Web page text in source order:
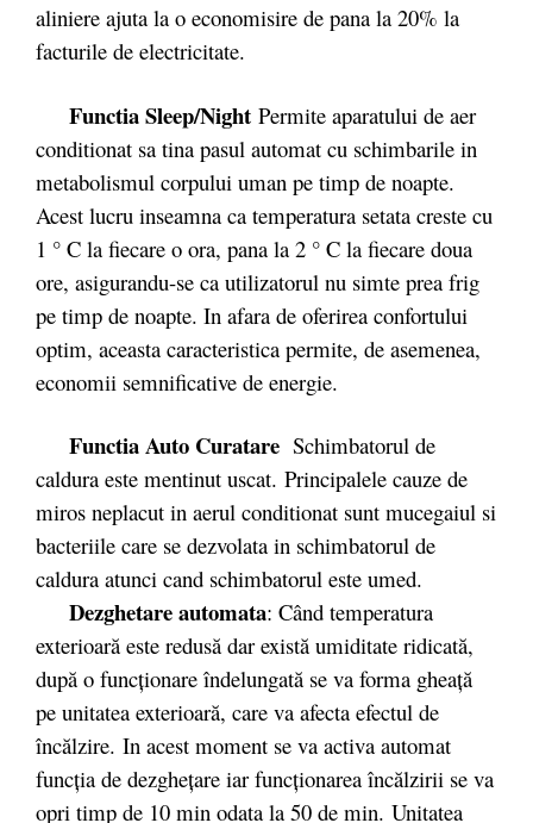
aliniere ajuta la o economisire de pana la 20% la
facturile de electricitate.
Functia Sleep/Night Permite aparatului de aer
conditionat sa tina pasul automat cu schimbarile in
metabolismul corpului uman pe timp de noapte.
Acest lucru inseamna ca temperatura setata creste cu
1 ° C la fiecare o ora, pana la 2 ° C la fiecare doua
ore, asigurandu-se ca utilizatorul nu simte prea frig
pe timp de noapte. In afara de oferirea confortului
optim, aceasta caracteristica permite, de asemenea,
economii semnificative de energie.
Functia Auto Curatare Schimbatorul de
caldura este mentinut uscat. Principalele cauze de
miros neplacut in aerul conditionat sunt mucegaiul si
bacteriile care se dezvolata in schimbatorul de
caldura atunci cand schimbatorul este umed.
Dezghetare automata: Când temperatura
exterioară este redusă dar există umiditate ridicată,
după o funcţionare îndelungată se va forma gheaţă
pe unitatea exterioară, care va afecta efectul de
încălzire. In acest moment se va activa automat
funcţia de dezgheţare iar funcţionarea încălzirii se va
opri timp de 10 min odata la 50 de min. Unitatea